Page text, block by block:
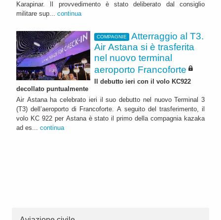
Karapinar. Il provvedimento è stato deliberato dal consiglio
militare sup... continua
COMPAGNIE
Atterraggio al T3.
Air Astana si è trasferita
nel nuovo terminal
aeroporto Francoforte
Il debutto ieri con il volo KC922
decollato puntualmente
Air Astana ha celebrato ieri il suo debutto nel nuovo Terminal 3
(T3) dell’aeroporto di Francoforte. A seguito del trasferimento, il
volo KC 922 per Astana è stato il primo della compagnia kazaka
ad es... continua